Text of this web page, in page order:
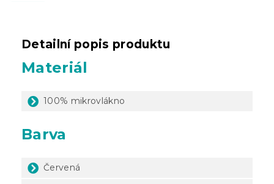
Detailní popis produktu
Materiál
100% mikrovlákno
Barva
Červená